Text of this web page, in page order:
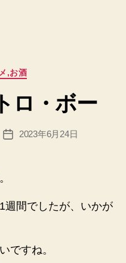
,お酒
ロ・ボー
投
2023年6月24日
週間でしたが、いかが
ですね。